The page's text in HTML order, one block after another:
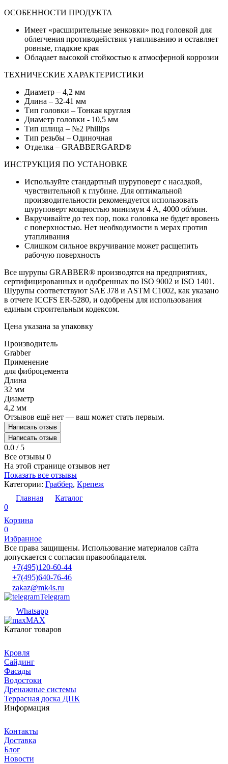
ОСОБЕННОСТИ ПРОДУКТА
Имеет «расширительные зенковки» под головкой для
облегчения противодействия утапливанию и оставляет
ровные, гладкие края
Обладает высокой стойкостью к атмосферной коррозии
ТЕХНИЧЕСКИЕ ХАРАКТЕРИСТИКИ
Диаметр – 4,2 мм
Длина – 32-41 мм
Тип головки – Тонкая круглая
Диаметр головки - 10,5 мм
Тип шлица – №2 Phillips
Тип резьбы – Одиночная
Отделка – GRABBERGARD®
ИНСТРУКЦИЯ ПО УСТАНОВКЕ
Используйте стандартный шуруповерт с насадкой,
чувствительной к глубине. Для оптимальной
производительности рекомендуется использовать
шуруповерт мощностью минимум 4 А, 4000 об/мин.
Вкручивайте до тех пор, пока головка не будет вровень
с поверхностью. Нет необходимости в мерах против
утапливания
Слишком сильное вкручивание может расщепить
рабочую поверхность
Все шурупы GRABBER® производятся на предприятиях,
сертифицированных и одобренных по ISO 9002 и ISO 1401.
Шурупы соответствуют SAE J78 и ASTM C1002, как указано
в отчете ICCFS ER-5280, и одобрены для использования
единым строительным кодексом.
Цена указана за упаковку
Производитель
Grabber
Применение
для фиброцемента
Длина
32 мм
Диаметр
4,2 мм
Отзывов ещё нет — ваш может стать первым.
Написать отзыв
Написать отзыв
0.0 / 5
Все отзывы 0
На этой странице отзывов нет
Показать все отзывы
Категории: Граббер, Крепеж
Главная
Каталог
0
Корзина
0
Избранное
Все права защищены. Использование материалов сайта
допускается с согласия правообладателя.
+7(495)120-60-44
+7(495)640-76-46
zakaz@mk4s.ru
Telegram
Whatsapp
MAX
Каталог товаров
Кровля
Сайдинг
Фасады
Водостоки
Дренажные системы
Террасная доска ДПК
Информация
Контакты
Доставка
Блог
Новости